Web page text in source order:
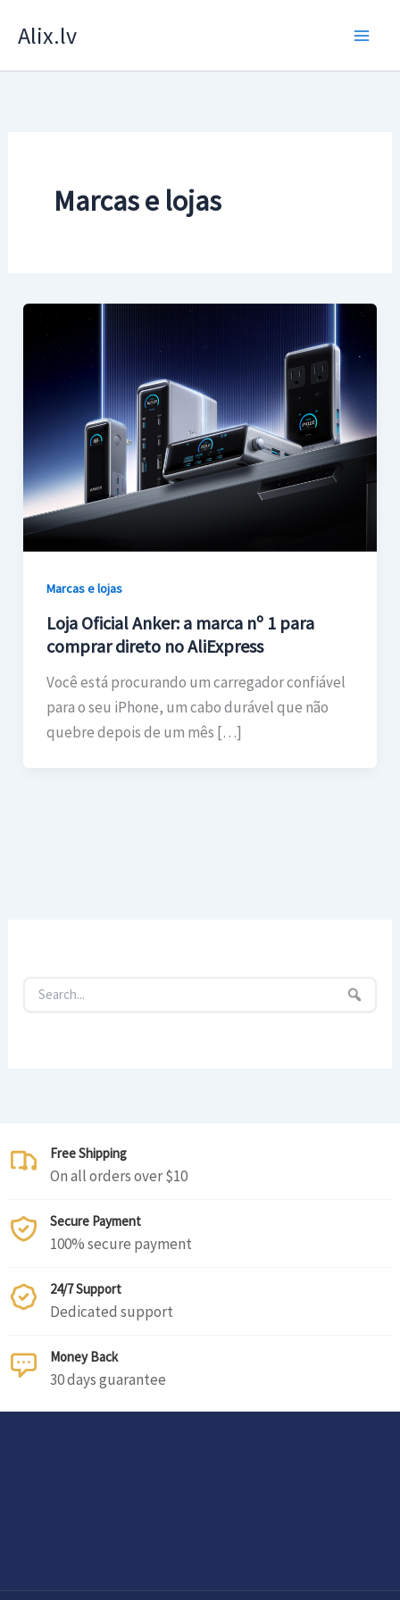
Alix.lv
Marcas e lojas
Marcas e lojas
Loja Oficial Anker: a marca nº 1 para
comprar direto no AliExpress
Você está procurando um carregador confiável
para o seu iPhone, um cabo durável que não
quebre depois de um mês […]
Free Shipping
On all orders over $10
Secure Payment
100% secure payment
24/7 Support
Dedicated support
Money Back
30 days guarantee